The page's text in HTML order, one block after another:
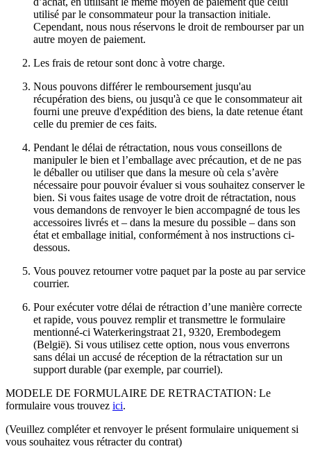
utilisé par le consommateur pour la transaction initiale.
Cependant, nous nous réservons le droit de rembourser par un
autre moyen de paiement.
Les frais de retour sont donc à votre charge.
Nous pouvons différer le remboursement jusqu'au
récupération des biens, ou jusqu'à ce que le consommateur ait
fourni une preuve d'expédition des biens, la date retenue étant
celle du premier de ces faits.
Pendant le délai de rétractation, nous vous conseillons de
manipuler le bien et l’emballage avec précaution, et de ne pas
le déballer ou utiliser que dans la mesure où cela s’avère
nécessaire pour pouvoir évaluer si vous souhaitez conserver le
bien. Si vous faites usage de votre droit de rétractation, nous
vous demandons de renvoyer le bien accompagné de tous les
accessoires livrés et – dans la mesure du possible – dans son
état et emballage initial, conformément à nos instructions ci-
dessous.
Vous pouvez retourner votre paquet par la poste au par service
courrier.
Pour exécuter votre délai de rétraction d’une manière correcte
et rapide, vous pouvez remplir et transmettre le formulaire
mentionné-ci Waterkeringstraat 21, 9320, Erembodegem
(België). Si vous utilisez cette option, nous vous enverrons
sans délai un accusé de réception de la rétractation sur un
support durable (par exemple, par courriel).
MODELE DE FORMULAIRE DE RETRACTATION: Le
formulaire vous trouvez ici.
(Veuillez compléter et renvoyer le présent formulaire uniquement si
vous souhaitez vous rétracter du contrat)